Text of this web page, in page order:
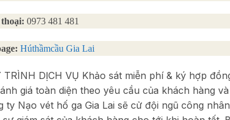
0973 481 481
Húthầmcầu Gia Lai
TRÌNH DỊCH VỤ Khảo sát miễn phí & ký hợp
giá toàn diện theo yêu cầu của khách hàng
ty Nạo vét hố ga Gia Lai sẽ cử đội ngũ công